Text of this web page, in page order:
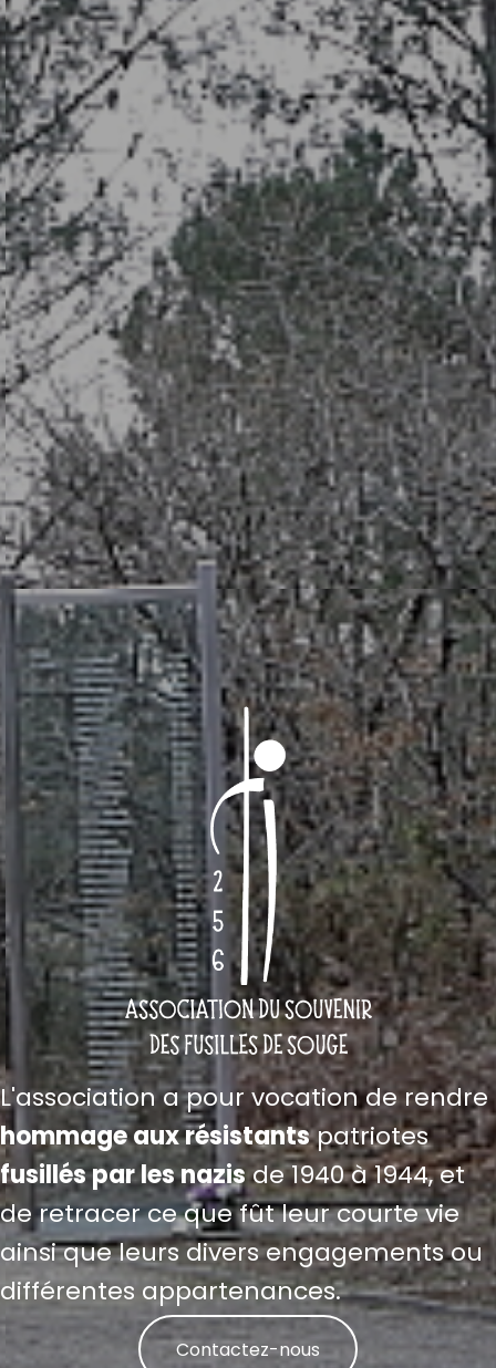
L'association a pour vocation de rendre
hommage aux résistantspatriotes
fusillés par les nazisde 1940 à 1944, et
de retracer ce que fût leur courte vie
ainsi que leurs divers engagements ou
différentes appartenances.
Contactez-nous